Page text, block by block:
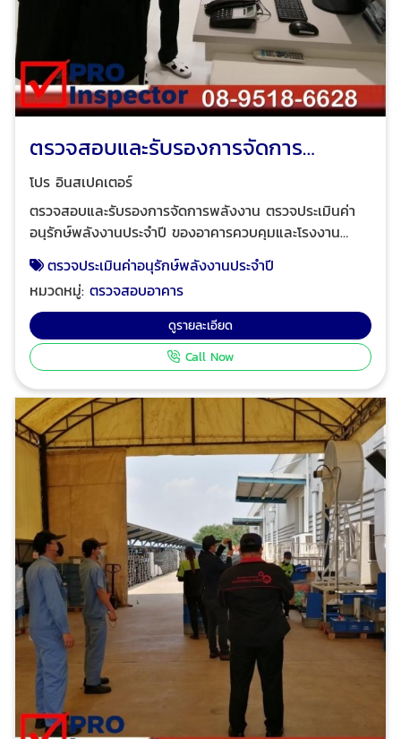
ตรวจสอบและรับรองการจัดการ
พลังงาน
โปร อินสเปคเตอร์
ตรวจสอบและรับรองการจัดการพลังงาน ตรวจประเมินค่า
อนุรักษ์พลังงานประจำปี ของอาคารควบคุมและโรงงาน
ควบคุมส่งรายงานการจัดการพลังงานและรายงานการตรวจ
สอบ การขอใบอนุญาตโดยระดับภาคีวิศวกร ได้รับใบอนุญาต
ตรวจสอบและรับรองการจัดการพลังงานจากกรมพัฒนา
พลังงานทดแทนและอนุรักษ์พลังงาน กระทรวงพลังงาน
ประเภทนิติบุคคล เลขที่ใบอนุญาต น.0023/58 ตามพระราช
บัญญัติการส่งเสริมการอนุรักษ์พลังงาน พ.ศ.2535 ฉบับ
มืออาชีพ ผู้เชี่ยวชาญด้านการให้บริการตรวจสอบอาคาร
ตรวจสอบและรับรองการจัดการพลังงาน ตรวจสอบและ
รับรองระบบไฟฟ้าประจำปี ตรวจสอบระบบแจ้งเหตุเพลิงไหม้
อาคารและโรงงาน เพื่อทำรายงานและ ออกหนังสือรับรอง
ความปลอดภัยประเภทต่างๆ ตามกฎหมาย ได้รับความไว้
วางใจจากบริษัทชั้นนำระดับแนวหน้าของไทย และโรงงานชั้น
นำของไทย
ตรวจประเมินค่าอนุรักษ์พลังงานประจำปี
หมวดหมู่:ตรวจสอบอาคาร
ดูรายละเอียด
Call Now